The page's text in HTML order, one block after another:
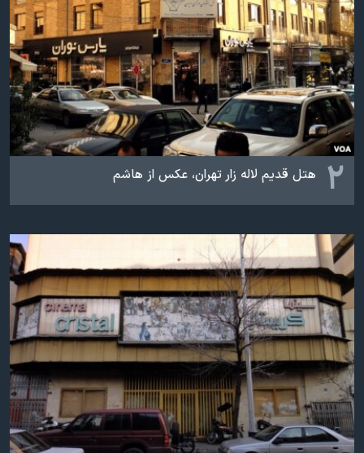
نرگس محمدی برنده جایزه نوبل صلح
همایش محافظه‌کاران آمریکا «سی‌پک»
صفحه‌های ویژه
سفر پرزیدنت ترامپ به چین
۲ هتل قدیم لاله زار تهران، عکس از هاشم